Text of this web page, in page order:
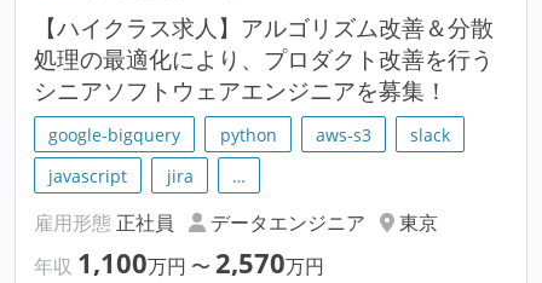
【ハイクラス求人】アルゴリズム改善＆分散
処理の最適化により、プロダクト改善を行う
シニアソフトウェアエンジニアを募集！
google-bigquery python aws-s3
slack
javascript
jira …
雇用形態 正社員 データエンジニア
東京
年収 1,100万円 〜 2,570万円